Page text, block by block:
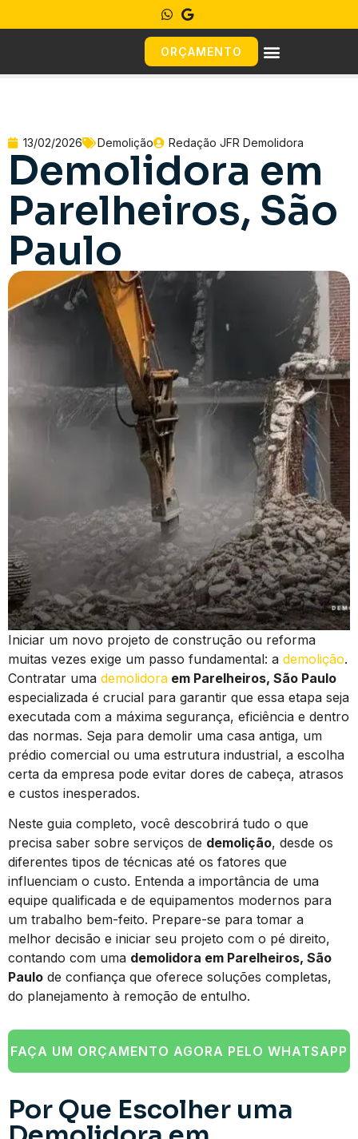
ORÇAMENTO
13/02/2026 Demolição Redação JFR Demolidora
Demolidora em
Parelheiros, São
Paulo
Iniciar um novo projeto de construção ou reforma
muitas vezes exige um passo fundamental: a demolição.
Contratar uma demolidora em Parelheiros, São Paulo
especializada é crucial para garantir que essa etapa seja
executada com a máxima segurança, eficiência e dentro
das normas. Seja para demolir uma casa antiga, um
prédio comercial ou uma estrutura industrial, a escolha
certa da empresa pode evitar dores de cabeça, atrasos
e custos inesperados.
Neste guia completo, você descobrirá tudo o que
precisa saber sobre serviços de demolição, desde os
diferentes tipos de técnicas até os fatores que
influenciam o custo. Entenda a importância de uma
equipe qualificada e de equipamentos modernos para
um trabalho bem-feito. Prepare-se para tomar a
melhor decisão e iniciar seu projeto com o pé direito,
contando com uma demolidora em Parelheiros, São
Paulo de confiança que oferece soluções completas,
do planejamento à remoção de entulho.
FAÇA UM ORÇAMENTO AGORA PELO WHATSAPP
Por Que Escolher uma